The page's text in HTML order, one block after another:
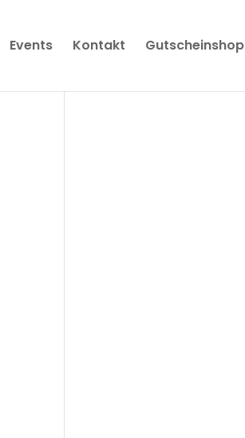
Events Kontakt Gutscheinshop